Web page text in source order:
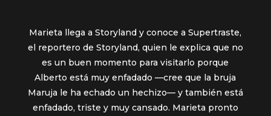
Marieta llega a Storyland y conoce a Supertraste,
el reportero de Storyland, quien le explica que no
es un buen momento para visitarlo porque
Alberto está muy enfadado —cree que la bruja
Maruja le ha echado un hechizo— y también está
enfadado, triste y muy cansado. Marieta pronto